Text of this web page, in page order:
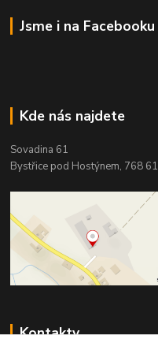
Jsme i na Facebooku
Kde nás najdete
Sovadina 61
Bystřice pod Hostýnem, 768 61
Kontakty